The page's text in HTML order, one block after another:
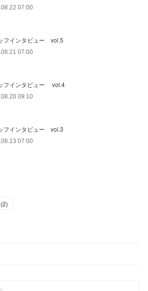
07:00
フインタビュー vol.5
07:00
フインタビュー vol.4
09:10
フインタビュー vol.3
07:00
(2)